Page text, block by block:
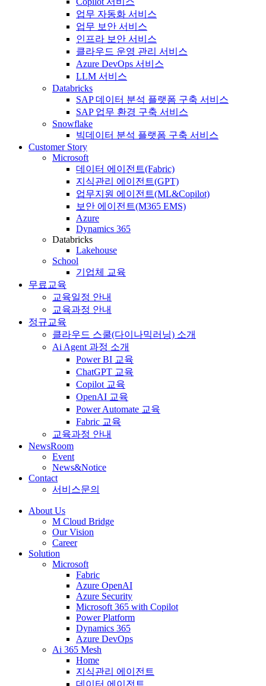
업무 자동화 서비스
업무 보안 서비스
인프라 보안 서비스
클라우드 운영 관리 서비스
Azure DevOps 서비스
LLM 서비스
Databricks
SAP 데이터 분석 플랫폼 구축 서비스
SAP 업무 환경 구축 서비스
Snowflake
빅데이터 분석 플랫폼 구축 서비스
Customer Story
Microsoft
데이터 에이전트(Fabric)
지식관리 에이전트(GPT)
업무지원 에이전트(ML&Copilot)
보안 에이전트(M365 EMS)
Azure
Dynamics 365
Databricks
Lakehouse
School
기업체 교육
무료교육
교육일정 안내
교육과정 안내
정규교육
클라우드 스쿨(다이나믹러닝) 소개
Ai Agent 과정 소개
Power BI 교육
ChatGPT 교육
Copilot 교육
OpenAI 교육
Power Automate 교육
Fabric 교육
교육과정 안내
NewsRoom
Event
News&Notice
Contact
서비스문의
About Us
M Cloud Bridge
Our Vision
Career
Solution
Microsoft
Fabric
Azure OpenAI
Azure Security
Microsoft 365 with Copilot
Power Platform
Dynamics 365
Azure DevOps
Ai 365 Mesh
Home
지식관리 에이전트
데이터 에이전트